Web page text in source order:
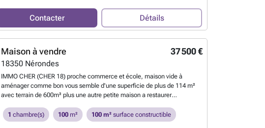
est en bonne état et mérite un démoussage. l'assainissement est non
conforme mais fonction très bien. A remettre au gout du jours Pour visiter
ce bien ###En savoir plus ?
Contacter Détails
37 500 €
Maison à vendre
18350 Nérondes
IMMO CHER (CHER 18) proche commerce et école, maison vide à
aménager comme bon vous semble d'une superficie de plus de 114 m²
avec terrain de 600m² plus une autre petite maison a restaurer
NERONDES, REPKA Marina - ###En savoir plus ?
1 chambre(s) 100m² 100 m²surface constructible